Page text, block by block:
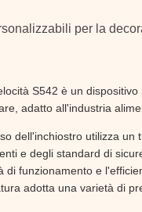
per la
S542 è un
adatto all'industria
dell'inchiostro utilizza
e degli standard di
di funzionamento e
adotta una varietà di